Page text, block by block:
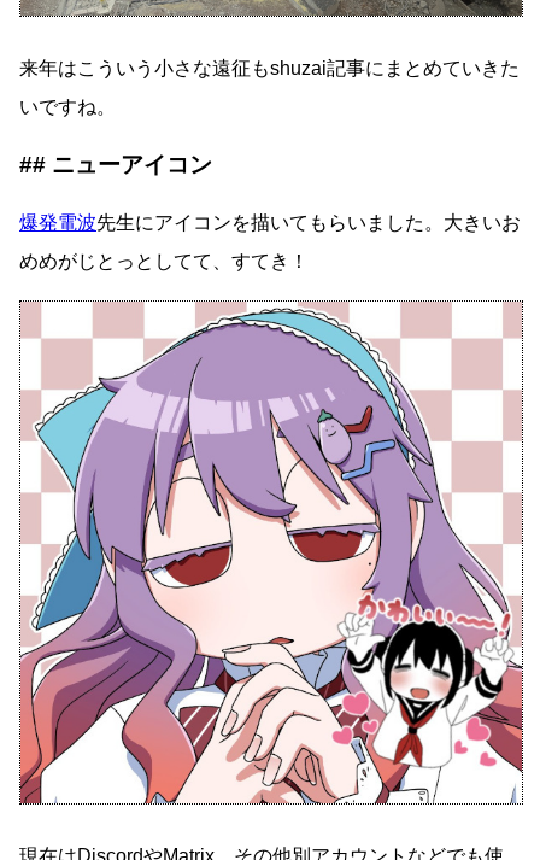
来年はこういう小さな遠征もshuzai記事にまとめていきた
いですね。
ニューアイコン
爆発電波先生にアイコンを描いてもらいました。大きいお
めめがじとっとしてて、すてき！
現在はDiscordやMatrix、その他別アカウントなどでも使